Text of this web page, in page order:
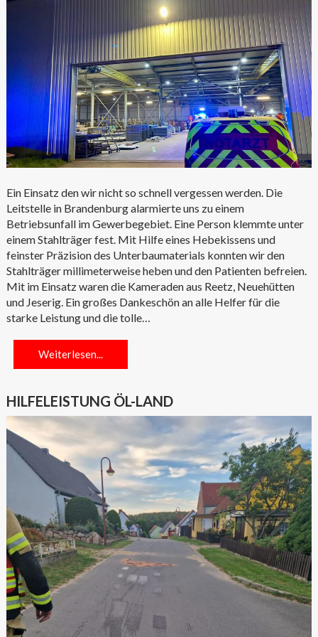
Ein Einsatz den wir nicht so schnell vergessen werden. Die
Leitstelle in Brandenburg alarmierte uns zu einem
Betriebsunfall im Gewerbegebiet. Eine Person klemmte unter
einem Stahlträger fest. Mit Hilfe eines Hebekissens und
feinster Präzision des Unterbaumaterials konnten wir den
Stahlträger millimeterweise heben und den Patienten befreien.
Mit im Einsatz waren die Kameraden aus Reetz, Neuehütten
und Jeserig. Ein großes Dankeschön an alle Helfer für die
starke Leistung und die tolle…
Weiterlesen...
HILFELEISTUNG ÖL-LAND